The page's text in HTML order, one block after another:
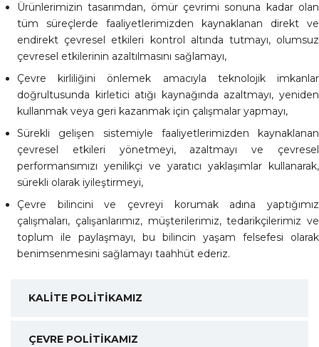
Ürünlerimizin tasarımdan, ömür çevrimi sonuna kadar olan
tüm süreçlerde faaliyetlerimizden kaynaklanan direkt ve
endirekt çevresel etkileri kontrol altında tutmayı, olumsuz
çevresel etkilerinin azaltılmasını sağlamayı,
Çevre kirliliğini önlemek amacıyla teknolojik imkanlar
doğrultusunda kirletici atığı kaynağında azaltmayı, yeniden
kullanmak veya geri kazanmak için çalışmalar yapmayı,
Sürekli gelişen sistemiyle faaliyetlerimizden kaynaklanan
çevresel etkileri yönetmeyi, azaltmayı ve çevresel
performansımızı yenilikçi ve yaratıcı yaklaşımlar kullanarak,
sürekli olarak iyileştirmeyi,
Çevre bilincini ve çevreyi korumak adına yaptığımız
çalışmaları, çalışanlarımız, müşterilerimiz, tedarikçilerimiz ve
toplum ile paylaşmayı, bu bilincin yaşam felsefesi olarak
benimsenmesini sağlamayı taahhüt ederiz.
KALİTE POLİTİKAMIZ
ÇEVRE POLİTİKAMIZ